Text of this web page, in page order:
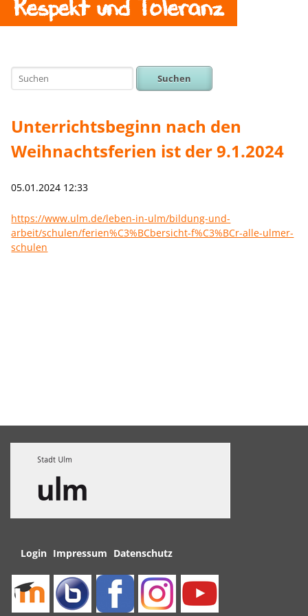
Suchen
Unterrichtsbeginn nach den
Weihnachtsferien ist der 9.1.2024
05.01.2024 12:33
https://www.ulm.de/leben-in-ulm/bildung-und-
arbeit/schulen/ferien%C3%BCbersicht-f%C3%BCr-alle-ulmer-
schulen
Navigation
Login Impressum Datenschutz